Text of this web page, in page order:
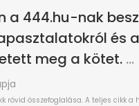
a 444.hu-nak
és
meg a kötet.